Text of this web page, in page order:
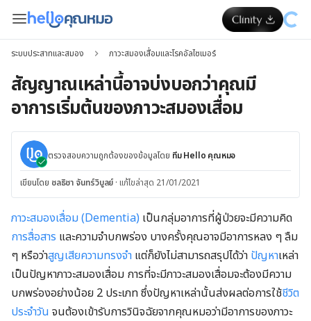
ระบบประสาทและสมอง ภาวะสมองเสื่อมและโรคอัลไซเมอร์
สัญญาณเหล่านี้อาจบ่งบอกว่าคุณมี
อาการเริ่มต้นของภาวะสมองเสื่อม
ตรวจสอบความถูกต้องของข้อมูลโดย ทีม Hello คุณหมอ
เขียนโดย ชลธิชา จันทร์วิบูลย์ · แก้ไขล่าสุด 21/01/2021
ภาวะสมองเสื่อม (Dementia) เป็นกลุ่มอาการที่ผู้ป่วยจะมีความคิด
การสื่อสาร และความจำบกพร่อง บางครั้งคุณอาจมีอาการหลง ๆ ลืม
ๆ หรือว่าสูญเสียความทรงจำ แต่ก็ยังไม่สามารถสรุปได้ว่า ปัญหาเหล่า
เป็นปัญหาภาวะสมองเสื่อม การที่จะมีภาวะสมองเสื่อมจะต้องมีความ
บกพร่องอย่างน้อย 2 ประเภท ซึ่งปัญหาเหล่านั้นส่งผลต่อการใช้ชีวิต
ประจำวัน จนต้องเข้ารับการวินิจฉัยจากคุณหมอว่ามีอาการของภาวะ